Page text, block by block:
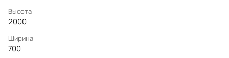
Высота
2000
Ширина
700